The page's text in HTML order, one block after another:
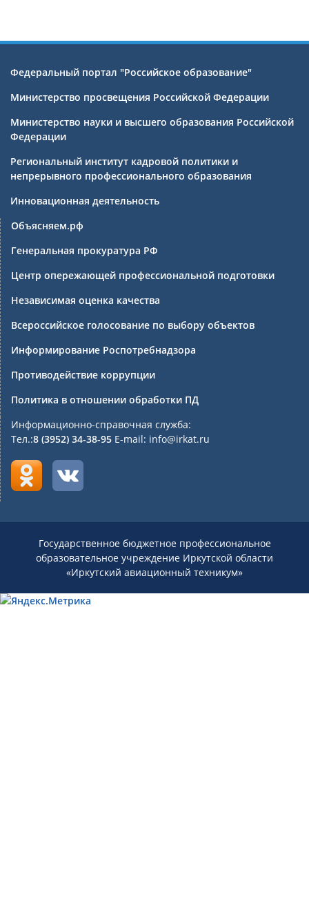
Федеральный портал "Российское образование"
Министерство просвещения Российской Федерации
Министерство науки и высшего образования Российской
Федерации
Региональный институт кадровой политики и
непрерывного профессионального образования
Инновационная деятельность
Объясняем.рф
Генеральная прокуратура РФ
Центр опережающей профессиональной подготовки
Независимая оценка качества
Всероссийское голосование по выбору объектов
Информирование Роспотребнадзора
Противодействие коррупции
Политика в отношении обработки ПД
Информационно-справочная служба:
Тел.:8 (3952) 34-38-95 E-mail: info@irkat.ru
Государственное бюджетное профессиональное
образовательное учреждение Иркутской области
«Иркутский авиационный техникум»